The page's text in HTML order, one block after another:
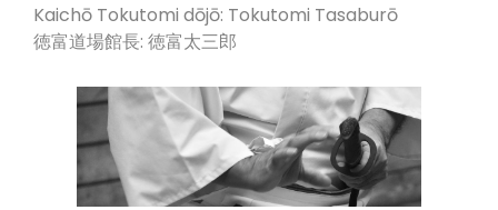
Kaichō Tokutomi dōjō: Tokutomi Tasaburō
徳富道場館長: 徳富太三郎